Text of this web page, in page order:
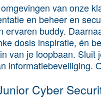
van onze
en beheer en
ervaren buddy.
dosis inspiratie, én
van je loopbaan.
informatiebeveiliging.
Cyber